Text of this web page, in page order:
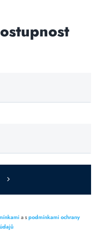
a spodmínkami ochrany